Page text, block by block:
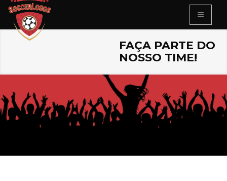
FAÇA PARTE DO
NOSSO TIME!